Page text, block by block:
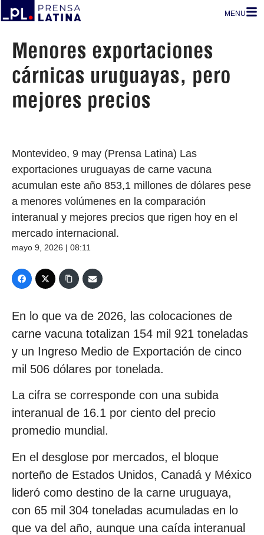
MENU
Menores exportaciones
cárnicas uruguayas, pero
mejores precios
Montevideo, 9 may (Prensa Latina) Las
exportaciones uruguayas de carne vacuna
acumulan este año 853,1 millones de dólares pese
a menores volúmenes en la comparación
interanual y mejores precios que rigen hoy en el
mercado internacional.
mayo 9, 2026 | 08:11
En lo que va de 2026, las colocaciones de
carne vacuna totalizan 154 mil 921 toneladas
y un Ingreso Medio de Exportación de cinco
mil 506 dólares por tonelada.
La cifra se corresponde con una subida
interanual de 16.1 por ciento del precio
promedio mundial.
En el desglose por mercados, el bloque
norteño de Estados Unidos, Canadá y México
lideró como destino de la carne uruguaya,
con 65 mil 304 toneladas acumuladas en lo
que va del año, aunque una caída interanual